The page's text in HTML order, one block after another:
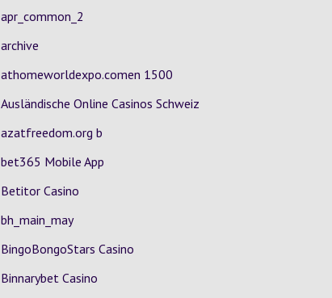
apr_common_2
archive
athomeworldexpo.comen 1500
Ausländische Online Casinos Schweiz
azatfreedom.org b
bet365 Mobile App
Betitor Casino
bh_main_may
BingoBongoStars Casino
Binnarybet Casino